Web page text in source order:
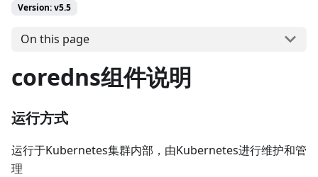
Version: v5.5
On this page
coredns组件说明
运行方式
运行于Kubernetes集群内部，由Kubernetes进行维护和管
理